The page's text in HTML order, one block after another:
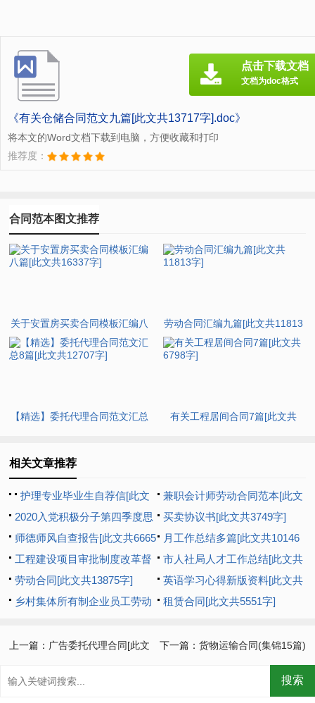
《有关仓储合同范文九篇[此文共13717字].doc》
将本文的Word文档下载到电脑，方便收藏和打印
推荐度：
点击下载文档
文档为doc格式
合同范本图文推荐
关于安置房买卖合同模板汇编八
篇[此文共16337字]
劳动合同汇编九篇[此文共11813
字]
【精选】委托代理合同范文汇总
有关工程居间合同7篇[此文共
相关文章推荐
护理专业毕业生自荐信[此文
共2402字]
兼职会计师劳动合同范本[此文
共1073字]
2020入党积极分子第四季度思
想汇报多篇新版【多篇】[此文
共8193字]
买卖协议书[此文共3749字]
师德师风自查报告[此文共6665
字]
月工作总结多篇[此文共10146
字]
工程建设项目审批制度改革督
查工作汇报[此文共1044字]
市人社局人才工作总结[此文共
992字]
劳动合同[此文共13875字]
英语学习心得新版资料[此文共
6927字]
乡村集体所有制企业员工劳动
租赁合同[此文共5551字]
上一篇： 广告委托代理合同[此文 下一篇： 货物运输合同(集锦15篇)
[此文共21577字]